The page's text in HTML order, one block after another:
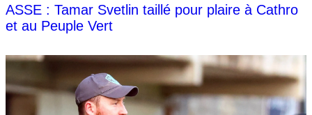
ASSE : Tamar Svetlin taillé pour plaire à Cathro
et au Peuple Vert